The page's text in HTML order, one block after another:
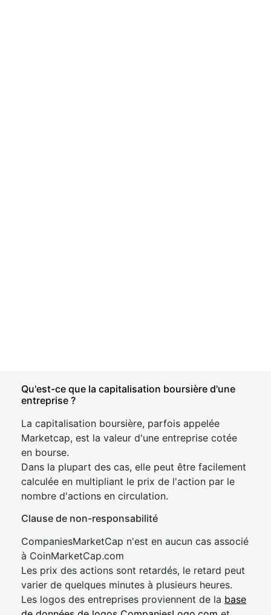
Qu'est-ce que la capitalisation boursière d'une
entreprise ?
La capitalisation boursière, parfois appelée
Marketcap, est la valeur d'une entreprise cotée
en bourse.
Dans la plupart des cas, elle peut être facilement
calculée en multipliant le prix de l'action par le
nombre d'actions en circulation.
Clause de non-responsabilité
CompaniesMarketCap n'est en aucun cas associé
à CoinMarketCap.com
Les prix des actions sont retardés, le retard peut
varier de quelques minutes à plusieurs heures.
Les logos des entreprises proviennent de la base